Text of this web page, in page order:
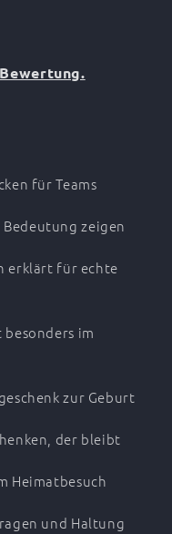
für Teams
zeigen
erklärt für echte
im
zur Geburt
der bleibt
Heimatbesuch
und Haltung